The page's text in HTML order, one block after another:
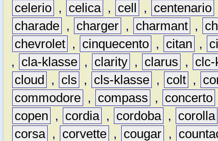
celerio , celica , cell , centenario
charade , charger , charmant ,
chevrolet , cinquecento , citan ,
,
cla-klasse , clarity , clarus ,
clc-
cloud
, cls , cls-klasse , colt ,
commodore , compass , concerto
copen
, cordia , cordoba ,
corolla
corsa , corvette , cougar ,